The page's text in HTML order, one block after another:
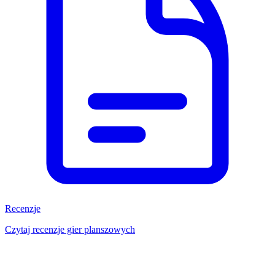
Recenzje
Czytaj recenzje gier planszowych